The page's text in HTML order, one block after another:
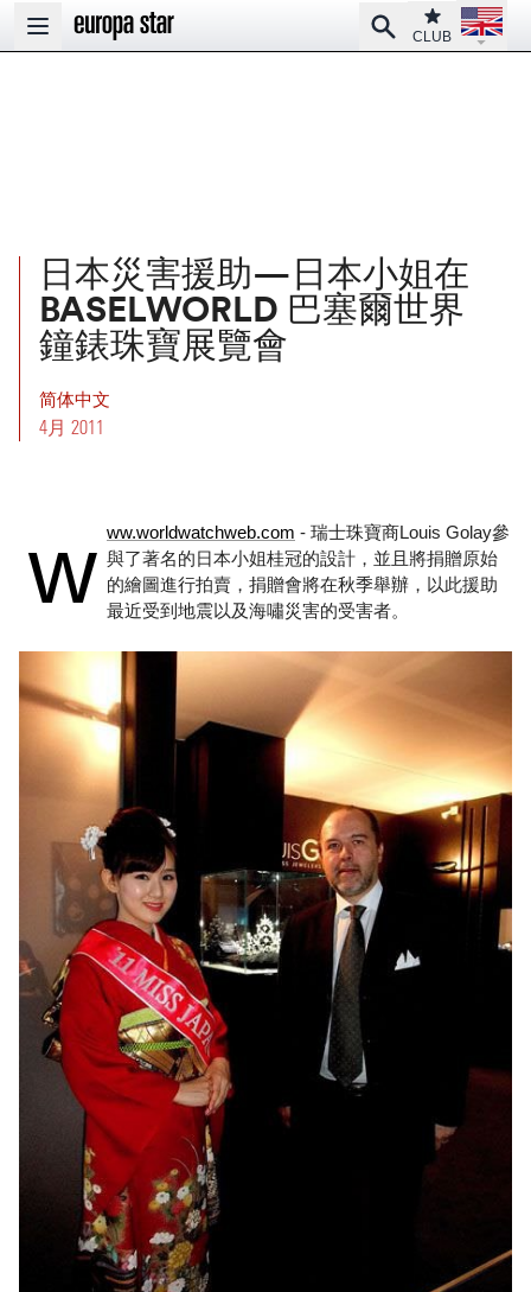
Open main menu
SearchClub
CLUB
Open
日本災害援助—日本小姐在
BASELWORLD 巴塞爾世界
鐘錶珠寶展覽會
简体中文
4月 2011
w ww.worldwatchweb.com - 瑞士珠寶商Louis Golay參
與了著名的日本小姐桂冠的設計，並且將捐贈原始
的繪圖進行拍賣，捐贈會將在秋季舉辦，以此援助
最近受到地震以及海嘯災害的受害者。